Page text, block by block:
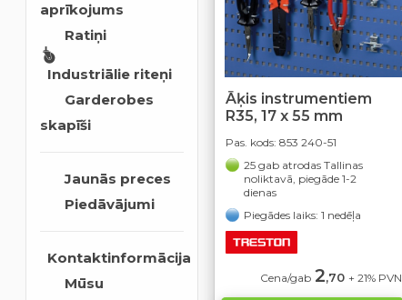
aprīkojums
Ratiņi
Industriālie riteņi
Garderobes
skapīši
Jaunās preces
Piedāvājumi
Kontaktinformācija
Mūsu
Āķis instrumentiem
R35, 17 x 55 mm
Pas. kods: 853 240-51
25 gab atrodas Tallinas
noliktavā, piegāde 1-2
dienas
Piegādes laiks: 1 nedēļa
Cena/gab 2,70 + 21% PVN